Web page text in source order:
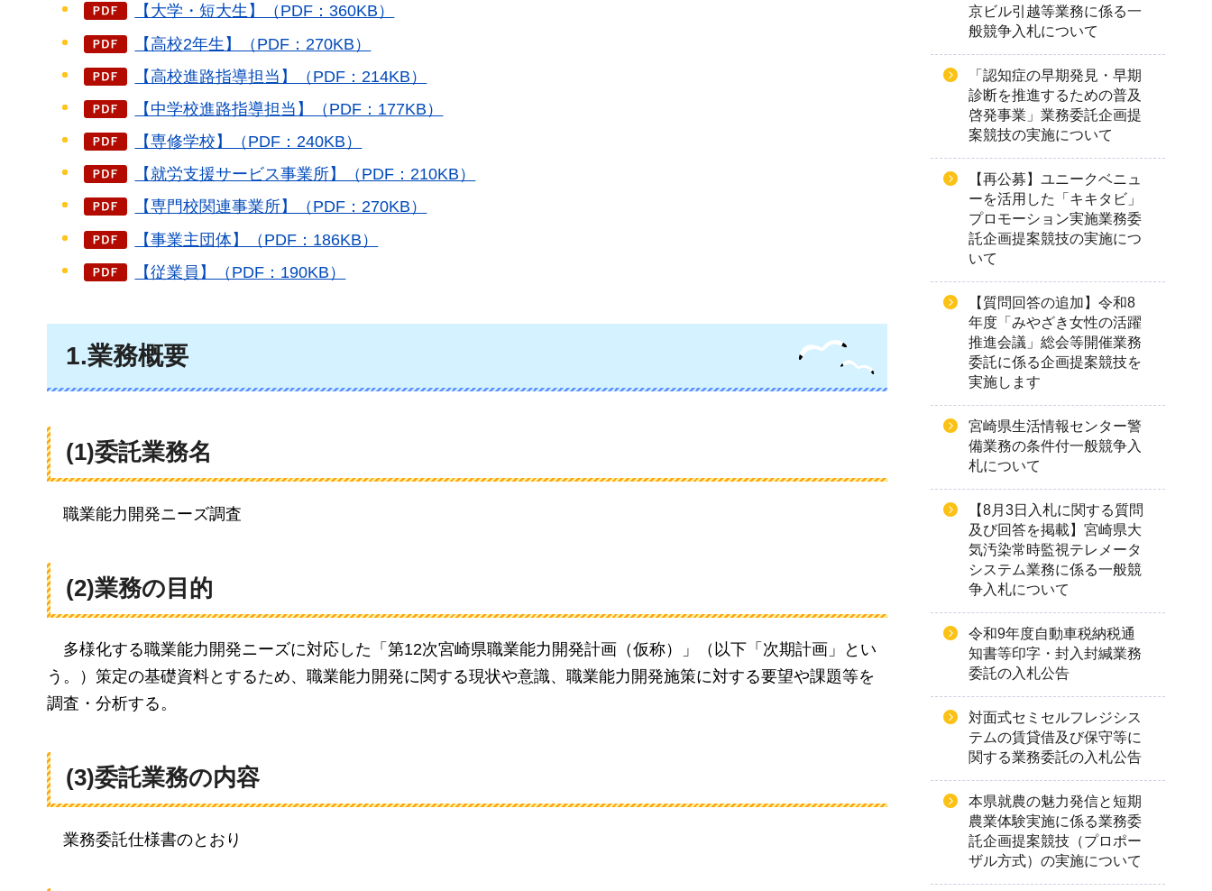
【大学・短大生】（PDF：360KB）
【高校2年生】（PDF：270KB）
【高校進路指導担当】（PDF：214KB）
【中学校進路指導担当】（PDF：177KB）
【専修学校】（PDF：240KB）
【就労支援サービス事業所】（PDF：210KB）
【専門校関連事業所】（PDF：270KB）
【事業主団体】（PDF：186KB）
【従業員】（PDF：190KB）
1.業務概要
(1)委託業務名
職業能力開発ニーズ調査
(2)業務の目的
多様化する職業能力開発ニーズに対応した「第12次宮崎県職業能力開発計画（仮称）」（以下「次期計画」とい
う。）策定の基礎資料とするため、職業能力開発に関する現状や意識、職業能力開発施策に対する要望や課題等を
調査・分析する。
(3)委託業務の内容
業務委託仕様書のとおり
京ビル引越等業務に係る一
般競争入札について
「認知症の早期発見・早期
診断を推進するための普及
啓発事業」業務委託企画提
案競技の実施について
【再公募】ユニークベニュ
ーを活用した「キキタビ」
プロモーション実施業務委
託企画提案競技の実施につ
いて
【質問回答の追加】令和8
年度「みやざき女性の活躍
推進会議」総会等開催業務
委託に係る企画提案競技を
実施します
宮崎県生活情報センター警
備業務の条件付一般競争入
札について
【8月3日入札に関する質問
及び回答を掲載】宮崎県大
気汚染常時監視テレメータ
システム業務に係る一般競
争入札について
令和9年度自動車税納税通
知書等印字・封入封緘業務
委託の入札公告
対面式セミセルフレジシス
テムの賃貸借及び保守等に
関する業務委託の入札公告
本県就農の魅力発信と短期
農業体験実施に係る業務委
託企画提案競技（プロポー
ザル方式）の実施について